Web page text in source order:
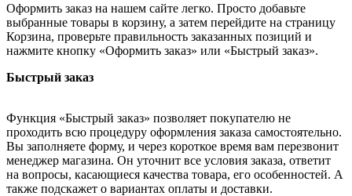
Оформить заказ на нашем сайте легко. Просто добавьте
выбранные товары в корзину, а затем перейдите на страницу
Корзина, проверьте правильность заказанных позиций и
нажмите кнопку «Оформить заказ» или «Быстрый заказ».
Быстрый заказ
Функция «Быстрый заказ» позволяет покупателю не
проходить всю процедуру оформления заказа самостоятельно.
Вы заполняете форму, и через короткое время вам перезвонит
менеджер магазина. Он уточнит все условия заказа, ответит
на вопросы, касающиеся качества товара, его особенностей. А
также подскажет о вариантах оплаты и доставки.